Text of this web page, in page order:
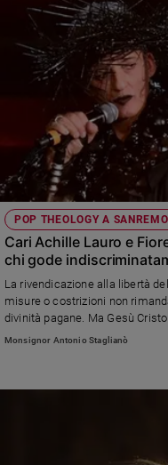
POP THEOLOGY A SANREMO
Cari Achille Lauro e
chi gode
La rivendicazione alla libertà
misure o costrizioni non
divinità pagane. Ma Gesù
Monsignor Antonio Staglianò